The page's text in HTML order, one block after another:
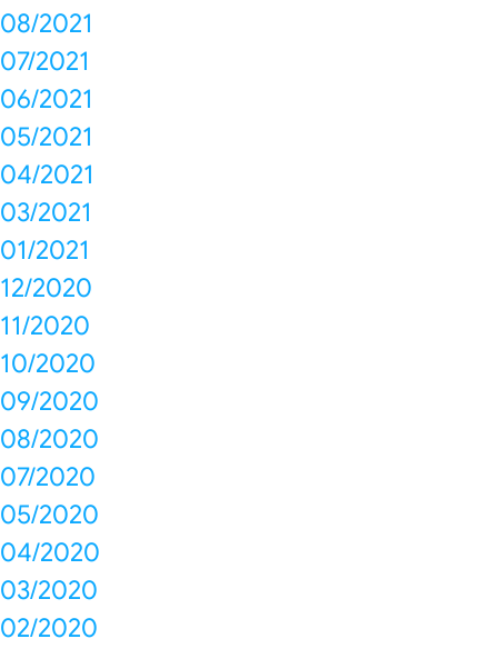
08/2021
07/2021
06/2021
05/2021
04/2021
03/2021
01/2021
12/2020
11/2020
10/2020
09/2020
08/2020
07/2020
05/2020
04/2020
03/2020
02/2020